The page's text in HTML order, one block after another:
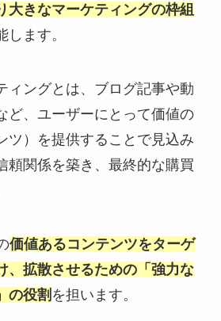
大きなマーケティングの枠組
します。
ィングとは、ブログ記事や動
ど、ユーザーにとって価値の
ツ）を提供することで見込み
頼関係を築き、最終的な購買
価値あるコンテンツをターゲ
、拡散させるための「強力な
の役割 を担います。